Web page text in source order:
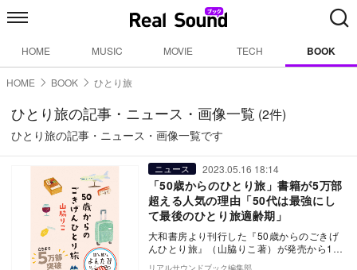
HOME MUSIC MOVIE TECH BOOK
HOME BOOK ひとり旅
ひとり旅の記事・ニュース・画像一覧 (2件)
ひとり旅の記事・ニュース・画像一覧です
ニュース 2023.05.16 18:14
「50歳からのひとり旅」書籍が5万部
超える人気の理由「50代は最強にし
て最後のひとり旅適齢期」
大和書房より刊行した『50歳からのごきげ
んひとり旅』（山脇りこ著）が発売から1か
月半で5.5万部となって話題を呼んでいる。
リアルサウンドブック編集部